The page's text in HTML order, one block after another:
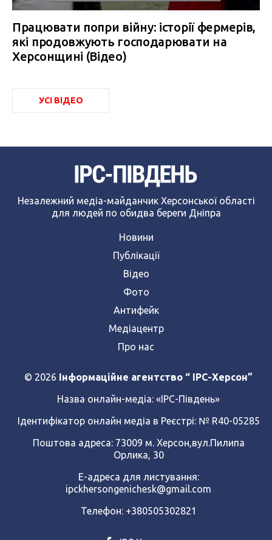
Працювати попри війну: історії фермерів,
які продовжують господарювати на
Херсонщині (Відео)
УСІ ВІДЕО
Незалежний медіа-майданчик Херсонської області
для людей по обидва береги Дніпра
Новини
Публікації
Відео
Фото
Антифейк
Медіацентр
Про нас
© 2026 Інформаційне агентство “ IPC-Херсон”
Назва онлайн-медіа: «ІРС-Південь»
Ідентифікатор онлайн медіа в Реєстрі: № R40-05285
Поштова адреса: 73009 м. Херсон,вул.Пилипа
Орлика, 30
Е-адреса для листування:
ipckhersongenichesk@gmail.com
Телефон: +380505302821